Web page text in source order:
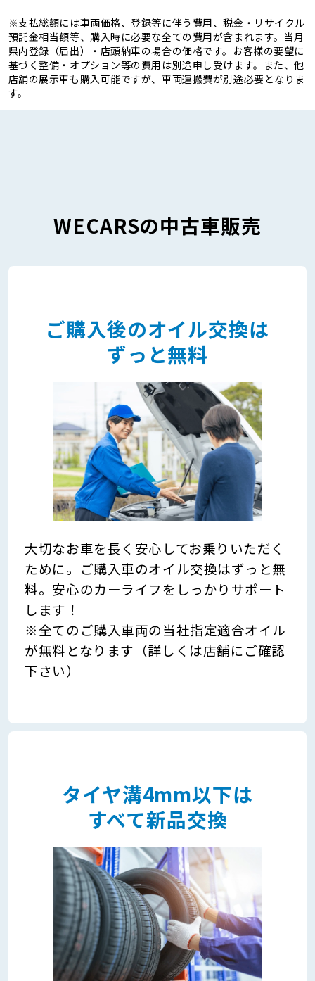
※支払総額には車両価格、登録等に伴う費用、税金・リサイクル
預託金相当額等、購入時に必要な全ての費用が含まれます。当月
県内登録（届出）・店頭納車の場合の価格です。お客様の要望に
基づく整備・オプション等の費用は別途申し受けます。また、他
店舗の展示車も購入可能ですが、車両運搬費が別途必要となりま
す。
WECARSの中古車販売
ご購入後のオイル交換は
ずっと無料
大切なお車を長く安心してお乗りいただく
ために。ご購入車のオイル交換はずっと無
料。安心のカーライフをしっかりサポート
します！
※全てのご購入車両の当社指定適合オイル
が無料となります（詳しくは店舗にご確認
下さい）
タイヤ溝4mm以下は
すべて新品交換